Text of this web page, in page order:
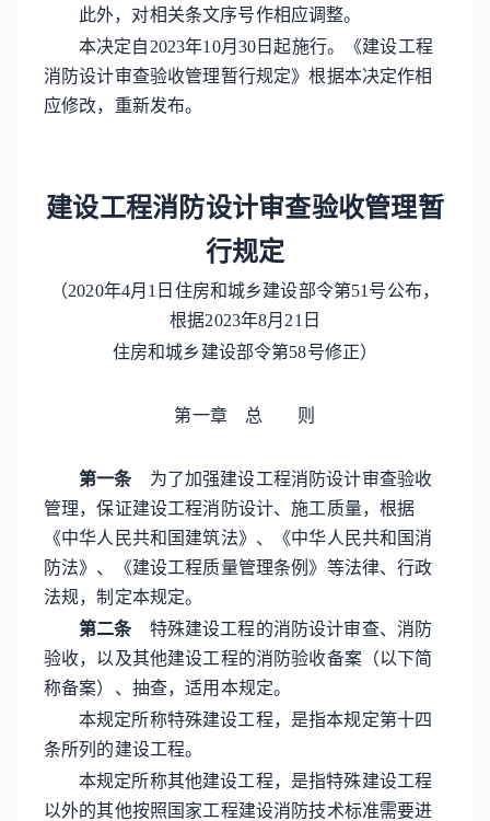
此外，对相关条文序号作相应调整。
本决定自2023年10月30日起施行。《建设工程
消防设计审查验收管理暂行规定》根据本决定作相
应修改，重新发布。
建设工程消防设计审查验收管理暂
行规定
（2020年4月1日住房和城乡建设部令第51号公布，
根据2023年8月21日
住房和城乡建设部令第58号修正）
第一章 总 则
第一条为了加强建设工程消防设计审查验收
管理，保证建设工程消防设计、施工质量，根据
《中华人民共和国建筑法》、《中华人民共和国消
防法》、《建设工程质量管理条例》等法律、行政
法规，制定本规定。
第二条特殊建设工程的消防设计审查、消防
验收，以及其他建设工程的消防验收备案（以下简
称备案）、抽查，适用本规定。
本规定所称特殊建设工程，是指本规定第十四
条所列的建设工程。
本规定所称其他建设工程，是指特殊建设工程
以外的其他按照国家工程建设消防技术标准需要进